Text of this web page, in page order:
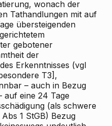
wonach der
Tathandlungen mit auf
übersteigenden
gebotener
der
Erkenntnisses (vgl
T3],
– auch in Bezug
auf eine 24 Tage
(als schwere
1 StGB) Bezug